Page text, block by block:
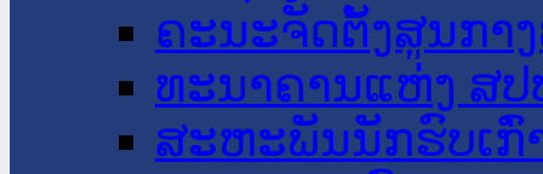
ຄະນະຈັດຕັ້ງສູນກາ
ທະນາຄານແຫ່ງ ສປ
ສະຫະພັນນັກຮົບເກົ່